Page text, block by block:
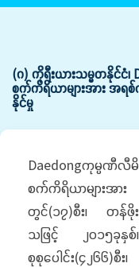
(ဂ) ကိုရီးယားသမ္မတနိုင်
စက်ကိရိယာများအား အရစ်
နိုင်မှု
Daedongကုမ္ပ
စက်ကိရိယာများအ
တွင်(၁၇)စီး၊ တန်ဖို
သဖြင့် ၂၀၁၅ခုနှ
စုစုပေါင်း(၄၂၆၆